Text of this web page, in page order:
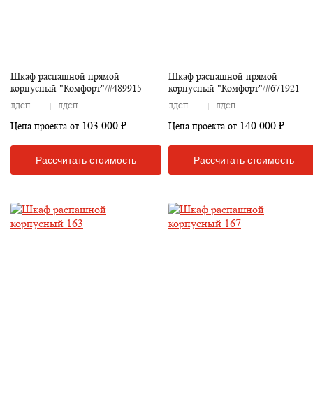
Шкаф распашной прямой
корпусный "Комфорт"/#489915
ЛДСП ЛДСП
Цена проекта от 103 000 ₽
Рассчитать стоимость
Шкаф распашной прямой
корпусный "Комфорт"/#671921
ЛДСП ЛДСП
Цена проекта от 140 000 ₽
Рассчитать стоимость